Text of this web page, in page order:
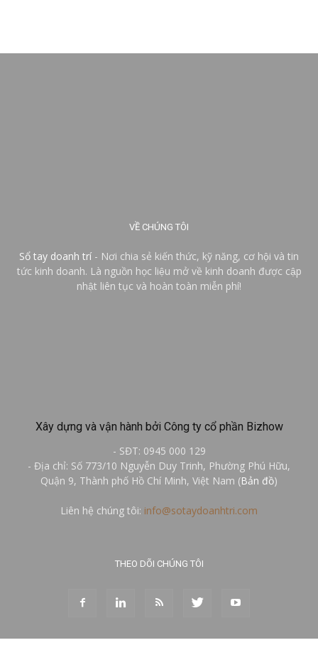
VỀ CHÚNG TÔI
Sổ tay doanh trí - Nơi chia sẻ kiến thức, kỹ năng, cơ hội và tin
tức kinh doanh. Là nguồn học liệu mở về kinh doanh được cập
nhật liên tục và hoàn toàn miễn phí!
Xây dựng và vận hành bởi Công ty cổ phần Bizhow
- SĐT: 0945 000 129
- Địa chỉ: Số 773/10 Nguyễn Duy Trinh, Phường Phú Hữu,
Quận 9, Thành phố Hồ Chí Minh, Việt Nam (Bản đồ)
Liên hệ chúng tôi: info@sotaydoanhtri.com
THEO DÕI CHÚNG TÔI